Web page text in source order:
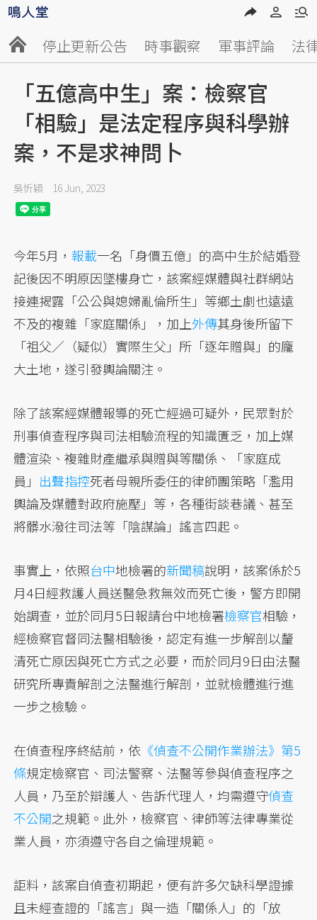
停止更新公告 時事觀察 軍事評論 法
「五億高中生」案：檢察官
「相驗」是法定程序與科學辦
案，不是求神問卜
吳忻穎 16 Jun, 2023
今年5月，報載一名「身價五億」的高中生於結婚登
記後因不明原因墜樓身亡，該案經媒體與社群網站
接連揭露「公公與媳婦亂倫所生」等鄉土劇也遠遠
不及的複雜「家庭關係」，加上外傳其身後所留下
「祖父／（疑似）實際生父」所「逐年贈與」的龐
大土地，遂引發輿論關注。
除了該案經媒體報導的死亡經過可疑外，民眾對於
刑事偵查程序與司法相驗流程的知識匱乏，加上媒
體渲染、複雜財產繼承與贈與等關係、「家庭成
員」 出聲指控死者母親所委任的律師團策略「濫用
輿論及媒體對政府施壓」等，各種街談巷議、甚至
將髒水潑往司法等「陰謀論」謠言四起。
事實上，依照台中地檢署的新聞稿說明，該案係於5
月4日經救護人員送醫急救無效而死亡後，警方即開
始調查，並於同月5日報請台中地檢署檢察官相驗，
經檢察官督同法醫相驗後，認定有進一步解剖以釐
清死亡原因與死亡方式之必要，而於同月9日由法醫
研究所專責解剖之法醫進行解剖，並就檢體進行進
一步之檢驗。
在偵查程序終結前，依 《偵查不公開作業辦法》第5
條規定檢察官、司法警察、法醫等參與偵查程序之
人員，乃至於辯護人、告訴代理人，均需遵守偵查
不公開之規範。此外，檢察官、律師等法律專業從
業人員，亦須遵守各自之倫理規範。
詎料，該案自偵查初期起，便有許多欠缺科學證據
且未經查證的「謠言」與一造「關係人」的「放